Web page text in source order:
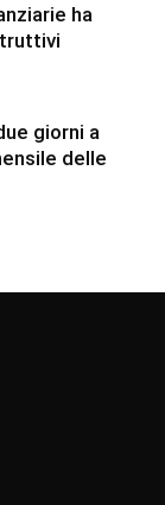
ha
giorni a
delle